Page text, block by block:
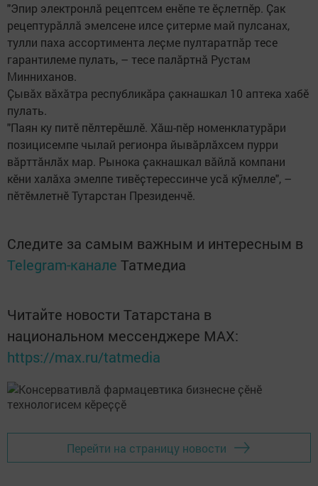
"Эпир электронлӑ рецептсем енӗпе те ӗҫлетпӗр. Ҫак
рецептурӑллӑ эмелсене илсе ҫитерме май пулсанах,
тулли паха ассортимента леҫме пултаратпӑр тесе
гарантилеме пулать, – тесе палӑртнӑ Рустам
Минниханов.
Ҫывӑх вӑхӑтра республикӑра ҫакнашкал 10 аптека хабӗ
пулать.
"Паян ку питӗ пӗлтерӗшлӗ. Хӑш-пӗр номенклатурӑри
позицисемпе чылай регионра йывӑрлӑхсем пурри
вӑрттӑнлӑх мар. Рынока ҫакнашкал вӑйлӑ компани
кӗни халӑха эмелпе тивӗҫтерессинче усӑ кӳмелле", –
пӗтӗмлетнӗ Тутарстан Президенчӗ.
Следите за самым важным и интересным в
Telegram-канале Татмедиа
Читайте новости Татарстана в
национальном мессенджере MАХ:
https://max.ru/tatmedia
Перейти на страницу новости